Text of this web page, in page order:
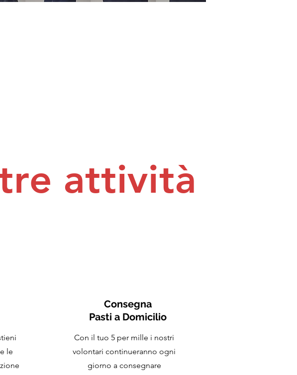
attività
le
Consegna
Pasti a Domicilio
Con il tuo 5 per mille i nostri
volontari continueranno ogni
giorno a consegnare